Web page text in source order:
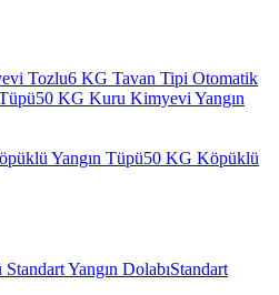
Tozlu6 KG Tavan Tipi Otomatik
50 KG Kuru Kimyevi Yangın
Yangın Tüpü50 KG Köpüklü
Standart Yangın DolabıStandart